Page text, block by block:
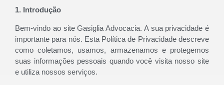
1. Introdução
Bem-vindo ao site Gasiglia Advocacia. A sua privacidade é
importante para nós. Esta Política de Privacidade descreve
como coletamos, usamos, armazenamos e protegemos
suas informações pessoais quando você visita nosso site
e utiliza nossos serviços.